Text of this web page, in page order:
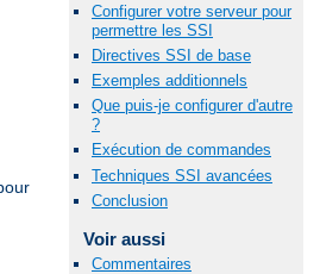
Configurer votre serveur pour
permettre les SSI
Directives SSI de base
Exemples additionnels
Que puis-je configurer d'autre
?
Exécution de commandes
Techniques SSI avancées
Conclusion
Voir aussi
Commentaires